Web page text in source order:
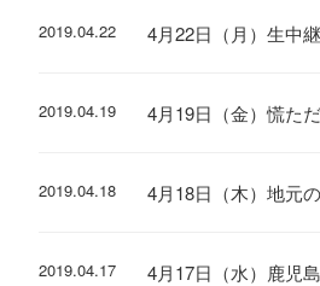
2019.04.22 4月22日（月）生中
2019.04.19 4月19日（金）慌た
2019.04.18 4月18日（木）地元
2019.04.17 4月17日（水）鹿児